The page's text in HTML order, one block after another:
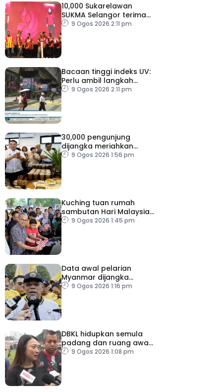
10,000 Sukarelawan
SUKMA Selangor terima
elaun RM100 sehari
9 Ogos 2026 2:11 pm
Bacaan tinggi indeks UV:
Perlu ambil langkah
perlindungan, elak risiko
9 Ogos 2026 2:11 pm
30,000 pengunjung
dijangka meriahkan
Karnival Jom Makan Ipoh
9 Ogos 2026 1:56 pm
Kuching tuan rumah
sambutan Hari Malaysia
20269 Ogos 2026 1:45 pm
Data awal pelarian
Myanmar dijangka
diperoleh suku keempat
9 Ogos 2026 1:16 pm
DBKL hidupkan semula
padang dan ruang awam
untuk semua golongan
9 Ogos 2026 1:08 pm